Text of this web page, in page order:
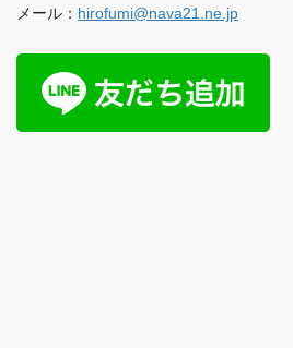
メール： hirofumi@nava21.ne.jp